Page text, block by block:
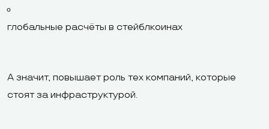
глобальные расчёты в стейблкоинах
А значит, повышает роль тех компаний, которые
стоят за инфраструктурой.